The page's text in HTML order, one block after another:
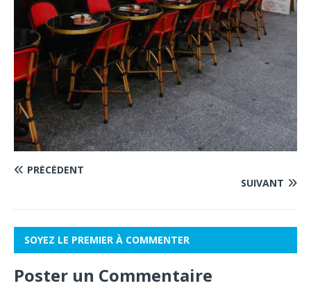
PRÉCÉDENT
SUIVANT
SOYEZ LE PREMIER À COMMENTER
Poster un Commentaire